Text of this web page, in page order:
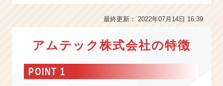
内
シ
ェ
最終更新： 2022年07月14日 16:39
アムテック株式会社の特徴
POINT 1